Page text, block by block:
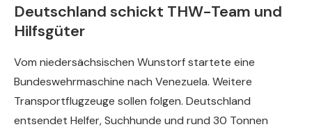
Deutschland schickt THW-Team und
Hilfsgüter
Vom niedersächsischen Wunstorf startete eine
Bundeswehrmaschine nach Venezuela. Weitere
Transportflugzeuge sollen folgen. Deutschland
entsendet Helfer, Suchhunde und rund 30 Tonnen